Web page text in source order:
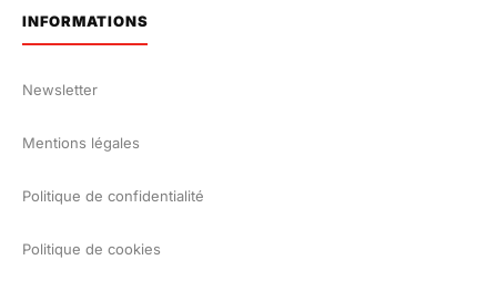
INFORMATIONS
Newsletter
Mentions légales
Politique de confidentialité
Politique de cookies